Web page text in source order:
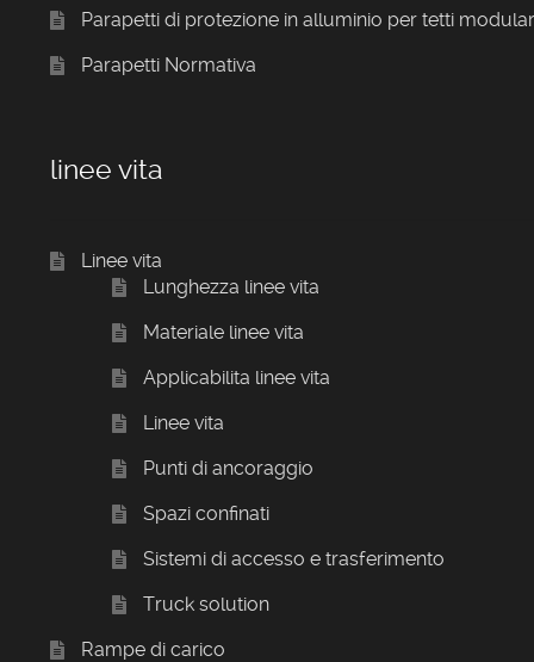
Parapetti di protezione in alluminio per tetti
Parapetti Normativa
linee vita
Linee vita
Lunghezza linee vita
Materiale linee vita
Applicabilita linee vita
Linee vita
Punti di ancoraggio
Spazi confinati
Sistemi di accesso e trasferimento
Truck solution
Rampe di carico